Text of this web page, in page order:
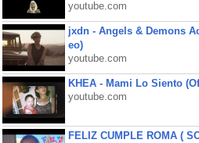
youtube.com
jxdn - Angels & Demons
eo)
youtube.com
KHEA - Mami Lo Siento
youtube.com
FELIZ CUMPLE ROMA (